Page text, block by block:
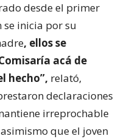
desde el primer
se inicia por su
, ellos se
acá de
hecho”, relató,
declaraciones
irreprochable
que el joven